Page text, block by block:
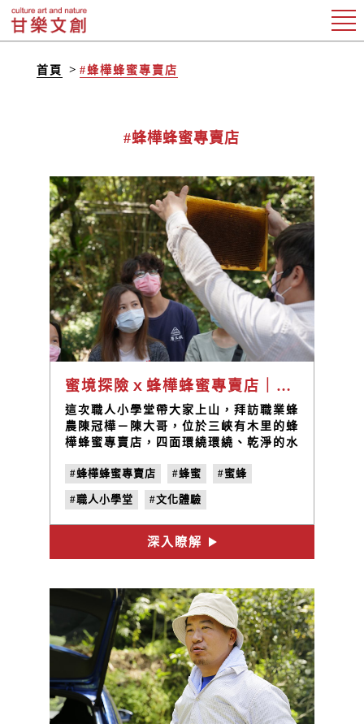
首頁 #蜂樺蜂蜜專賣店
#蜂樺蜂蜜專賣店
蜜境探險ｘ蜂樺蜂蜜專賣店｜職人小學堂
這次職人小學堂帶大家上山，拜訪職業蜂
農陳冠樺－陳大哥，位於三峽有木里的蜂
樺蜂蜜專賣店，四面環繞環繞、乾淨的水
境友善與自然放養的方式養蜂和採蜜，與
大自然共生、與蜜蜂共好，用心培育健
康、充滿活力的蜜蜂
#蜂樺蜂蜜專賣店 #蜂蜜 #蜜蜂
#職人小學堂 #文化體驗
深入瞭解